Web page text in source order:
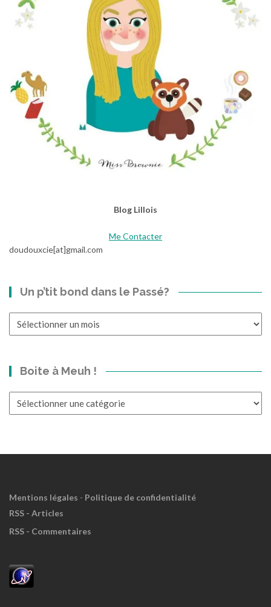
a
n
s
o
é
é
e
Blog Lillois
Me Contacter
doudouxcie[at]gmail.com
Un p’tit bond dans le Passé?
Boite à Meuh !
Mentions légales - Politique de confidentialité
RSS - Articles
RSS - Commentaires